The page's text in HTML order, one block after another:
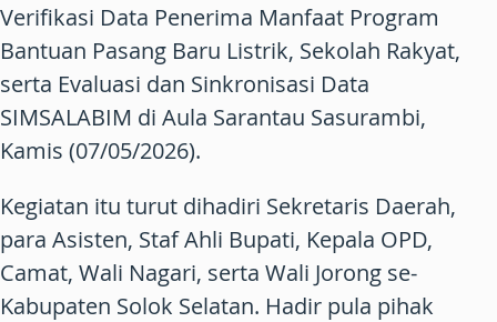
Verifikasi Data Penerima Manfaat Program
Bantuan Pasang Baru Listrik, Sekolah Rakyat,
serta Evaluasi dan Sinkronisasi Data
SIMSALABIM di Aula Sarantau Sasurambi,
Kamis (07/05/2026).
Kegiatan itu turut dihadiri Sekretaris Daerah,
para Asisten, Staf Ahli Bupati, Kepala OPD,
Camat, Wali Nagari, serta Wali Jorong se-
Kabupaten Solok Selatan. Hadir pula pihak